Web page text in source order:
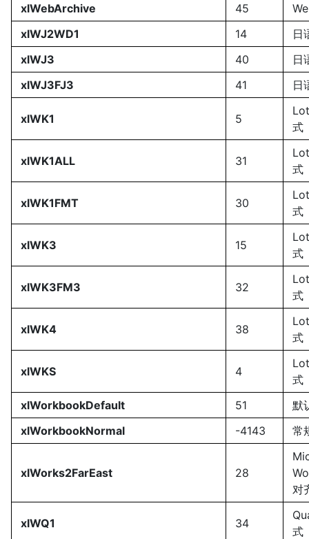
xlWebArchive 45
xlWJ2WD1
14
日
xlWJ3
40
日
xlWJ3FJ3
41 日
xlWK1 5
式
xlWK1ALL 31
式
xlWK1FMT 30
式
xlWK3 15
式
xlWK3FM3 32
式
xlWK4 38
式
xlWKS 4
式
xlWorkbookDefault
51
默
xlWorkbookNormal
-4143 常
xlWorks2FarEast 28
对
xlWQ1 34
式